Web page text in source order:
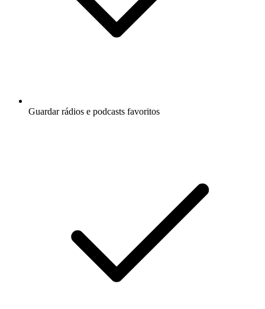
Guardar rádios e podcasts favoritos